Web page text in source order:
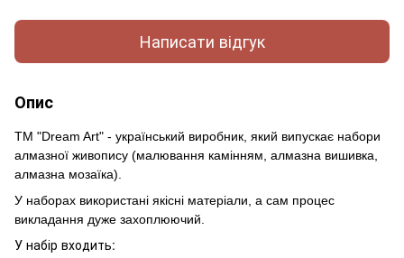
Написати відгук
Опис
ТМ "Dream Art" - український виробник, який випускає набори
алмазної живопису (малювання камінням, алмазна вишивка,
алмазна мозаїка).
У наборах використані якісні матеріали, а сам процес
викладання дуже захоплюючий.
У набір входить: